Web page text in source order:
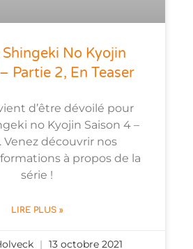
Shingeki No Kyojin
Partie 2, En Teaser
d’être dévoilé pour
no Kyojin Saison 4 –
Venez découvrir nos
à propos de la
série !
LIRE PLUS »
13 octobre 2021